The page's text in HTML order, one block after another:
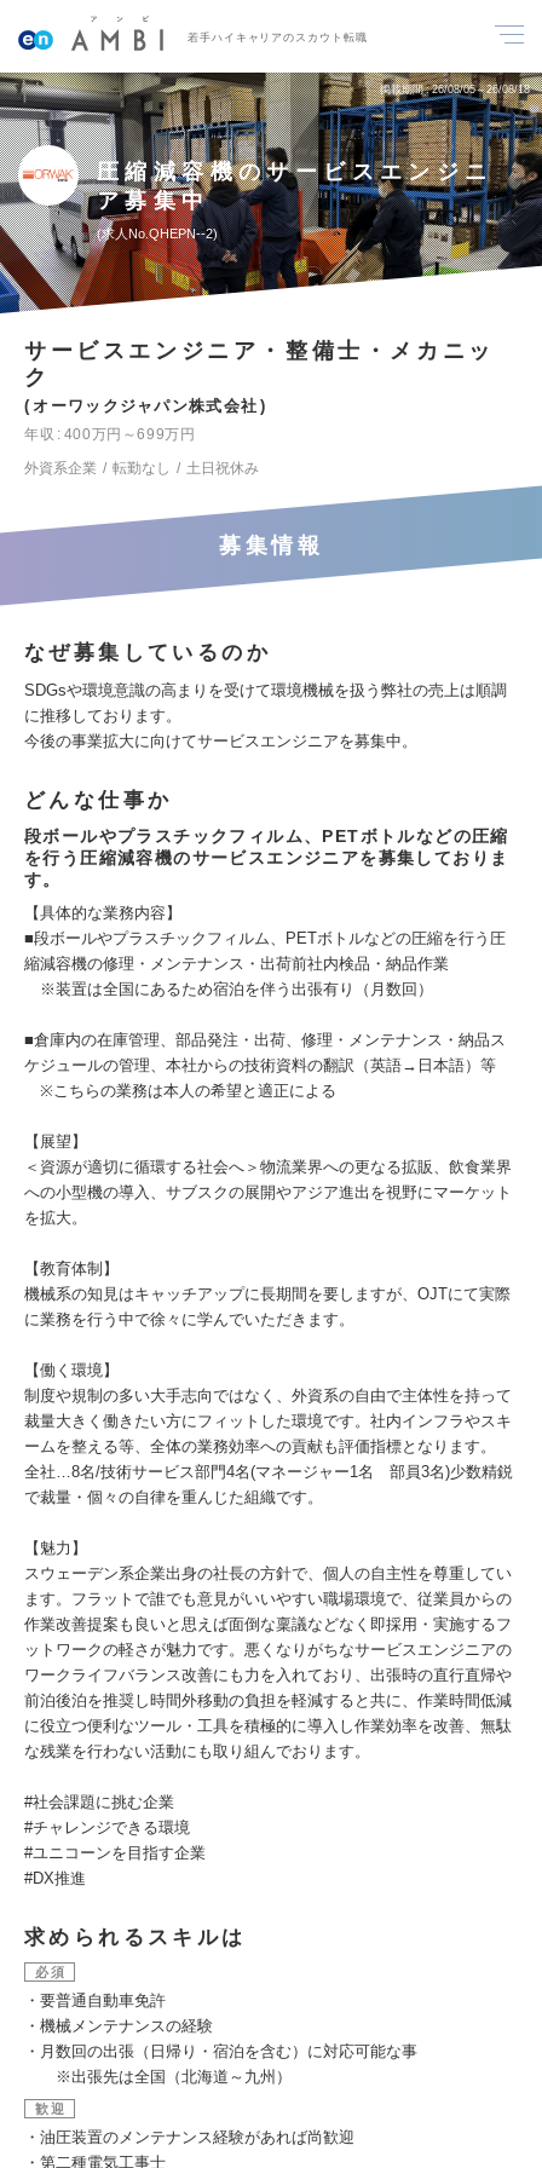
若手ハイキャリアのスカウト転職
掲載期間 26/08/05～26/08/18
圧縮減容機のサービスエンジニ
ア募集中
求人No.QHEPN--2
サービスエンジニア・整備士・メカニッ
ク
オーワックジャパン株式会社
年収
400万円～699万円
外資系企業
転勤なし 土日祝休み
募集情報
なぜ募集しているのか
SDGsや環境意識の高まりを受けて環境機械を扱う弊社の売上は順調
に推移しております。
今後の事業拡大に向けてサービスエンジニアを募集中。
どんな仕事か
段ボールやプラスチックフィルム、PETボトルなどの圧縮
を行う圧縮減容機のサービスエンジニアを募集しておりま
す。
【具体的な業務内容】
■段ボールやプラスチックフィルム、PETボトルなどの圧縮を行う圧
縮減容機の修理・メンテナンス・出荷前社内検品・納品作業
※装置は全国にあるため宿泊を伴う出張有り（月数回）
■倉庫内の在庫管理、部品発注・出荷、修理・メンテナンス・納品ス
ケジュールの管理、本社からの技術資料の翻訳（英語→日本語）等
※こちらの業務は本人の希望と適正による
【展望】
＜資源が適切に循環する社会へ＞物流業界への更なる拡販、飲食業界
への小型機の導入、サブスクの展開やアジア進出を視野にマーケット
を拡大。
【教育体制】
機械系の知見はキャッチアップに長期間を要しますが、OJTにて実際
に業務を行う中で徐々に学んでいただきます。
【働く環境】
制度や規制の多い大手志向ではなく、外資系の自由で主体性を持って
裁量大きく働きたい方にフィットした環境です。社内インフラやスキ
ームを整える等、全体の業務効率への貢献も評価指標となります。
全社…8名/技術サービス部門4名(マネージャー1名 部員3名)少数精鋭
で裁量・個々の自律を重んじた組織です。
【魅力】
スウェーデン系企業出身の社長の方針で、個人の自主性を尊重してい
ます。フラットで誰でも意見がいいやすい職場環境で、従業員からの
作業改善提案も良いと思えば面倒な稟議などなく即採用・実施するフ
ットワークの軽さが魅力です。悪くなりがちなサービスエンジニアの
ワークライフバランス改善にも力を入れており、出張時の直行直帰や
前泊後泊を推奨し時間外移動の負担を軽減すると共に、作業時間低減
に役立つ便利なツール・工具を積極的に導入し作業効率を改善、無駄
な残業を行わない活動にも取り組んでおります。
#社会課題に挑む企業
#チャレンジできる環境
#ユニコーンを目指す企業
#DX推進
求められるスキルは
必須
・要普通自動車免許
・機械メンテナンスの経験
・月数回の出張（日帰り・宿泊を含む）に対応可能な事
※出張先は全国（北海道～九州）
歓迎
・油圧装置のメンテナンス経験があれば尚歓迎
・第二種電気工事士